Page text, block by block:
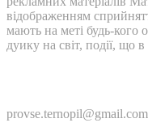
відображенням
мають на меті будь-кого
дуику на світ, події, що
provse.ternopil@gmail.com